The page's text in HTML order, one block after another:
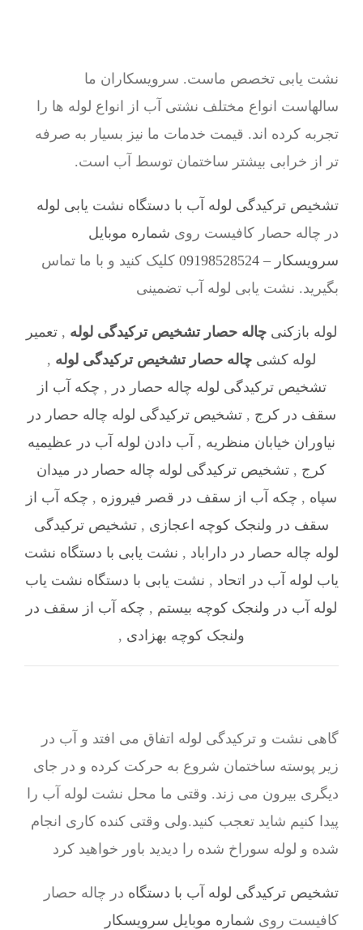
نشت یابی تخصص ماست. سرویسکاران ما
سالهاست انواع مختلف نشتی آب از انواع لوله ها را
تجربه کرده اند. قیمت خدمات ما نیز بسیار به صرفه
تر از خرابی بیشتر ساختمان توسط آب است.
تشخیص ترکیدگی لوله آب با دستگاه نشت یابی لوله
در چاله حصار کافیست روی شماره موبایل
سرویسکار – 09198528524
کلیک کنید و با ما تماس
بگیرید. نشت یابی لوله آب تضمینی
لوله بازکنی چاله حصار تشخیص ترکیدگی لوله , تعمیر
لوله کشی چاله حصار تشخیص ترکیدگی لوله ,
تشخیص ترکیدگی لوله چاله حصار در , چکه آب از
سقف در کرج ,تشخیص ترکیدگی لوله چاله حصار در
نیاوران خیابان منظریه , آب دادن لوله آب در عظیمیه
کرج , تشخیص ترکیدگی لوله چاله حصار در میدان
سپاه , چکه آب از سقف در قصر فیروزه , چکه آب از
سقف در ولنجک کوچه اعجازی , تشخیص ترکیدگی
لوله چاله حصار در داراباد , نشت یابی با دستگاه نشت
یاب لوله آب در اتحاد , نشت یابی با دستگاه نشت یاب
لوله آب در ولنجک کوچه بیستم , چکه آب از سقف در
ولنجک کوچه بهزادی ,
گاهی نشت و ترکیدگی لوله اتفاق می افتد و آب در
زیر پوسته ساختمان شروع به حرکت کرده و در جای
دیگری بیرون می زند. وقتی ما محل نشت لوله آب را
پیدا کنیم شاید تعجب کنید.ولی وقتی کنده کاری انجام
شده و لوله سوراخ شده را دیدید باور خواهید کرد
تشخیص ترکیدگی لوله آب با دستگاه در چاله حصار
کافیست روی شماره موبایل سرویسکار